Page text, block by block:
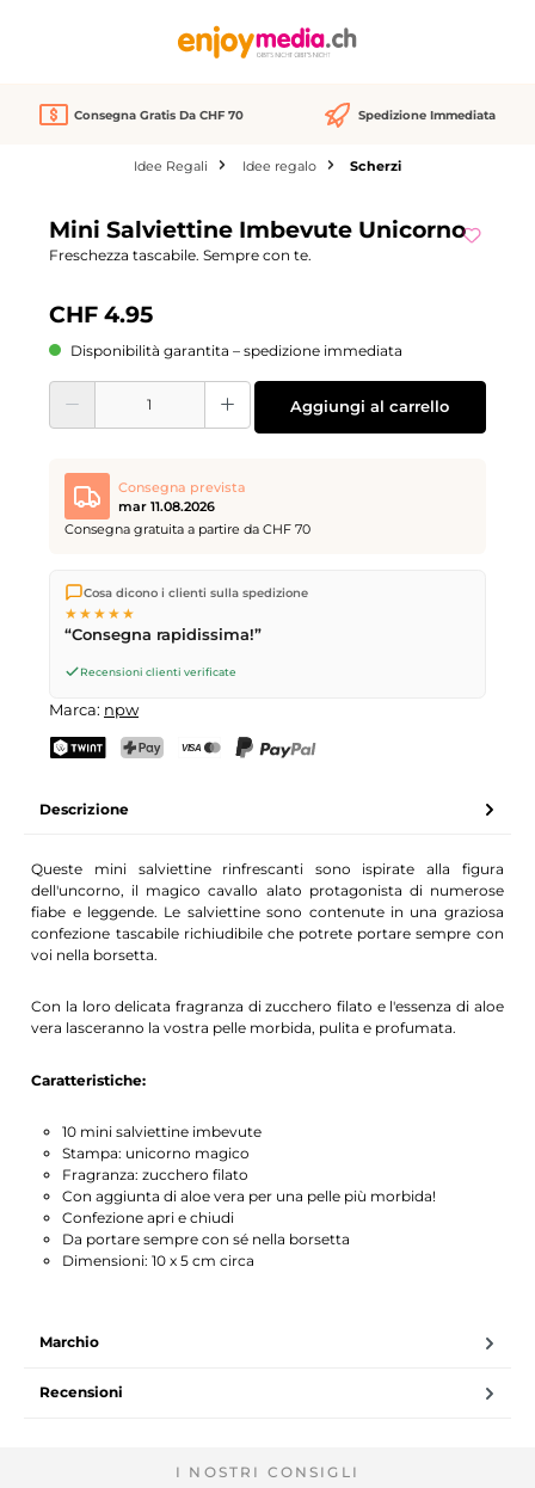
Consegna Gratis Da CHF 70 Spedizione Immediata
Idee Regali Idee regalo Scherzi
Mini Salviettine Imbevute Unicorno
Freschezza tascabile. Sempre con te.
CHF 4.95
Disponibilità garantita – spedizione immediata
Quantità del prodotto: inserisci la quantità desiderata o usa i pulsanti per
Aggiungi al carrello
Consegna prevista
mar 11.08.2026
Consegna gratuita a partire da CHF 70
Spediamo direttamente dal nostro magazzino a Kriens, in
Svizzera.Consegna gratuitaa partire da
effettuati entro le
giorno lavorativo successivo
Cosa dicono i clienti sulla spedizione
★★★★★
“Consegna rapidissima!”
Recensioni clienti verificate
Marca: npw
Descrizione
Queste mini salviettine rinfrescanti sono ispirate alla figura
dell'uncorno, il magico cavallo alato protagonista di numerose
fiabe e leggende. Le salviettine sono contenute in una graziosa
confezione tascabile richiudibile che potrete portare sempre con
voi nella borsetta.
Con la loro delicata fragranza di zucchero filato e l'essenza di aloe
vera lasceranno la vostra pelle morbida, pulita e profumata.
Caratteristiche:
10 mini salviettine imbevute
Stampa: unicorno magico
Fragranza: zucchero filato
Con aggiunta di aloe vera per una pelle più morbida!
Confezione apri e chiudi
Da portare sempre con sé nella borsetta
Dimensioni: 10 x 5 cm circa
Marchio
Recensioni